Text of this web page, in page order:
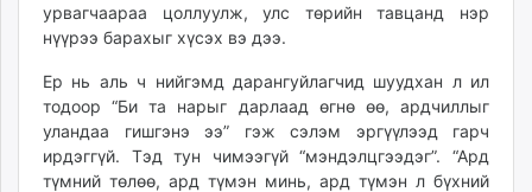
урвагчаараа цоллуулж, улс төрийн тавцанд нэр
нүүрээ барахыг хүсэх вэ дээ.
Ер нь аль ч нийгэмд дарангуйлагчид шуудхан л ил
тодоор “Би та нарыг дарлаад өгнө өө, ардчиллыг
уландаа гишгэнэ ээ” гэж сэлэм эргүүлээд гарч
ирдэггүй. Тэд тун чимээгүй “мэндэлцгээдэг”. “Ард
түмний төлөө, ард түмэн минь, ард түмэн л бүхний